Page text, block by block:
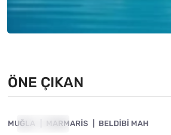
ÖNE ÇIKAN
ÖNE ÇIKAN
MUĞLA MARMARIS BELDIBI MAH